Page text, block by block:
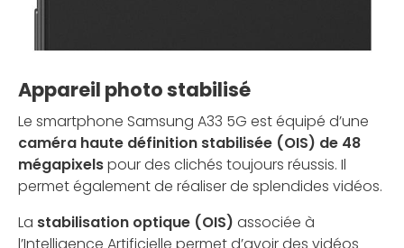
Appareil photo stabilisé
Le smartphone Samsung A33 5G est équipé d’une
caméra haute définition stabilisée (OIS) de 48
mégapixelspour des clichés toujours réussis. Il
permet également de réaliser de splendides vidéos.
La stabilisation optique (OIS) associée à